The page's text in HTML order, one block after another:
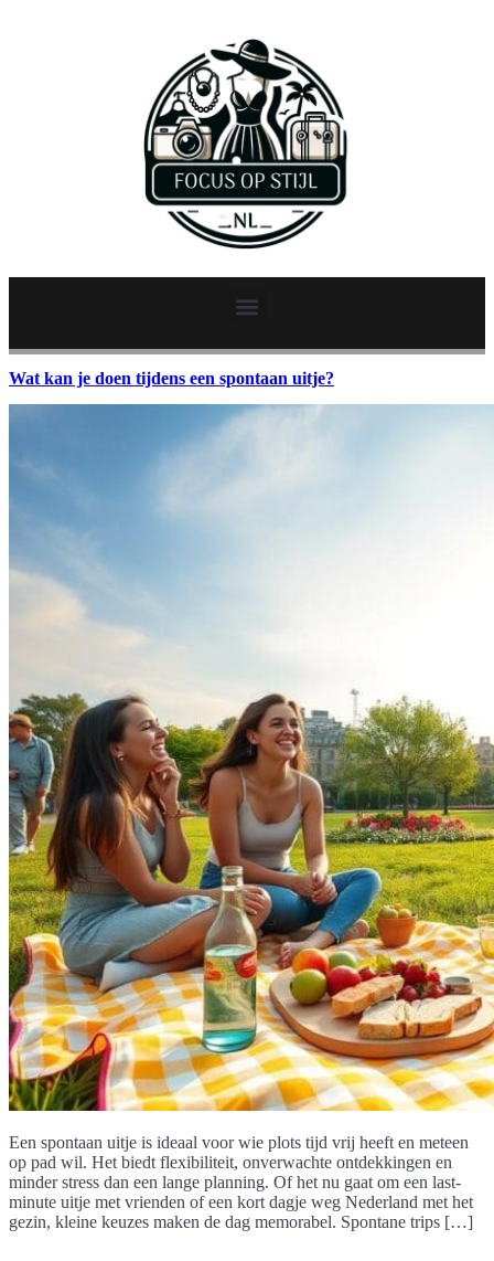
Wat kan je doen tijdens een spontaan uitje?
Een spontaan uitje is ideaal voor wie plots tijd vrij heeft en meteen
op pad wil. Het biedt flexibiliteit, onverwachte ontdekkingen en
minder stress dan een lange planning. Of het nu gaat om een last-
minute uitje met vrienden of een kort dagje weg Nederland met het
gezin, kleine keuzes maken de dag memorabel. Spontane trips […]